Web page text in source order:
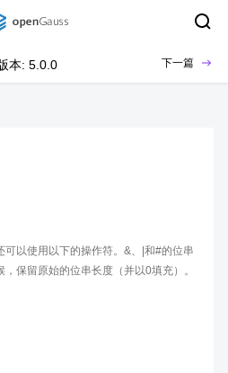
本: 5.0.0 下一篇
可以使用以下的操作符。&、|和#的位串
保留原始的位串长度（并以0填充）。